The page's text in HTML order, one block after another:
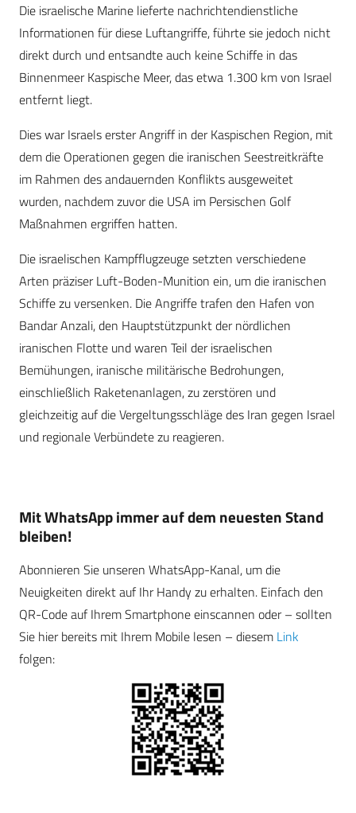
Die israelische Marine lieferte nachrichtendienstliche
Informationen für diese Luftangriffe, führte sie jedoch nicht
direkt durch und entsandte auch keine Schiffe in das
Binnenmeer Kaspische Meer, das etwa 1.300 km von Israel
entfernt liegt.
Dies war Israels erster Angriff in der Kaspischen Region, mit
dem die Operationen gegen die iranischen Seestreitkräfte
im Rahmen des andauernden Konflikts ausgeweitet
wurden, nachdem zuvor die USA im Persischen Golf
Maßnahmen ergriffen hatten.
Die israelischen Kampfflugzeuge setzten verschiedene
Arten präziser Luft-Boden-Munition ein, um die iranischen
Schiffe zu versenken. Die Angriffe trafen den Hafen von
Bandar Anzali, den Hauptstützpunkt der nördlichen
iranischen Flotte und waren Teil der israelischen
Bemühungen, iranische militärische Bedrohungen,
einschließlich Raketenanlagen, zu zerstören und
gleichzeitig auf die Vergeltungsschläge des Iran gegen Israel
und regionale Verbündete zu reagieren.
Mit WhatsApp immer auf dem neuesten Stand
bleiben!
Abonnieren Sie unseren WhatsApp-Kanal, um die
Neuigkeiten direkt auf Ihr Handy zu erhalten. Einfach den
QR-Code auf Ihrem Smartphone einscannen oder – sollten
Sie hier bereits mit Ihrem Mobile lesen – diesem Link
folgen: